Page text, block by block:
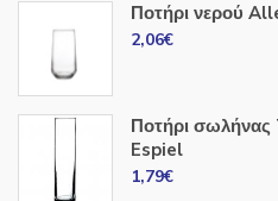
Ποτήρι νερού
2,06€
Ποτήρι σωλήνας
Espiel
1,79€